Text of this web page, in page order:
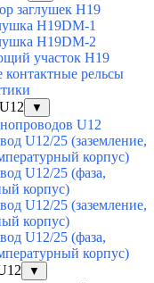
заглушек H19
H19DM-1
H19DM-2
участок H19
рельсы
▼
U12
U12/25 (заземление,
корпус)
U12/25 (фаза,
корпус)
U12/25 (заземление,
корпус)
U12/25 (фаза,
корпус)
▼